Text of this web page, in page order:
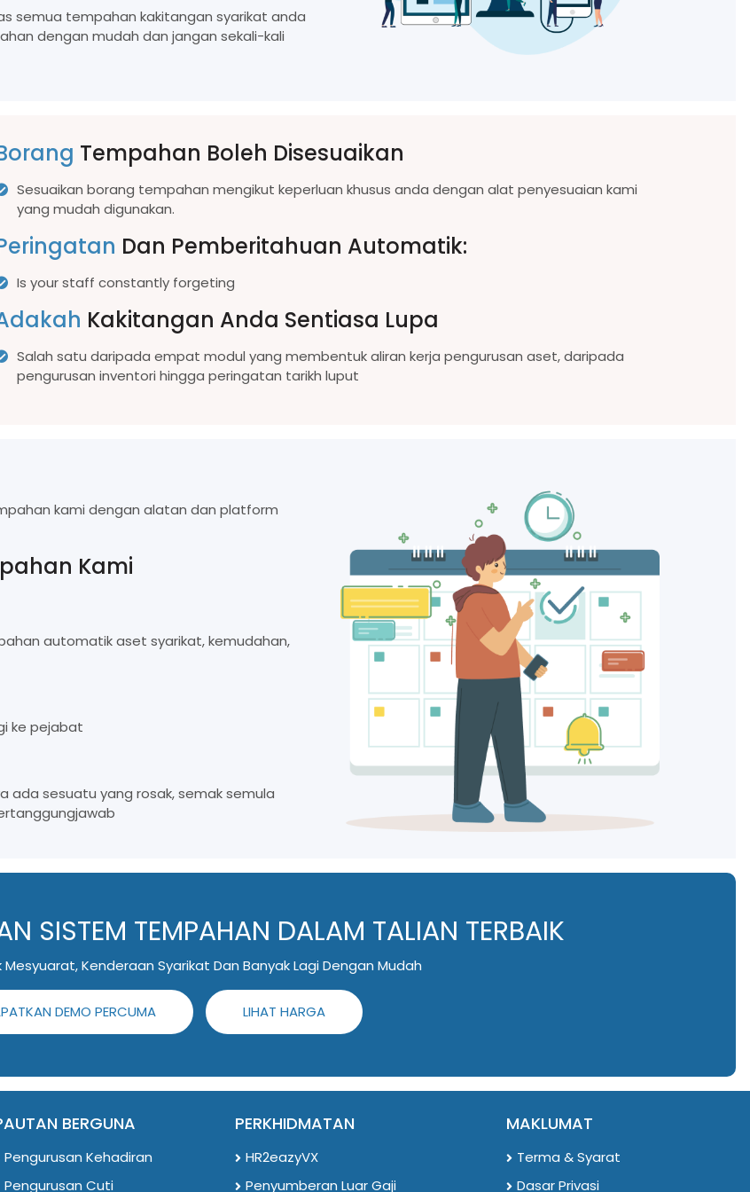
semua tempahan kakitangan syarikat anda
dengan mudah dan jangan sekali-kali
Tempahan Boleh Disesuaikan
Sesuaikan borang tempahan mengikut keperluan khusus anda dengan alat penyesuaian kami
yang mudah digunakan.
Dan Pemberitahuan Automatik:
Is your staff constantly forgeting
Kakitangan Anda Sentiasa Lupa
Salah satu daripada empat modul yang membentuk aliran kerja pengurusan aset, daripada
pengurusan inventori hingga peringatan tarikh luput
kami dengan alatan dan platform
Kami
automatik aset syarikat, kemudahan,
ke pejabat
ada sesuatu yang rosak, semak semula
SISTEM TEMPAHAN DALAM TALIAN TERBAIK
Mesyuarat, Kenderaan Syarikat Dan Banyak Lagi Dengan Mudah
DEMO PERCUMA LIHAT HARGA
BERGUNA
Pengurusan Kehadiran
Pengurusan Cuti
PERKHIDMATAN
HR2eazyVX
Penyumberan Luar Gaji
MAKLUMAT
Terma & Syarat
Dasar Privasi